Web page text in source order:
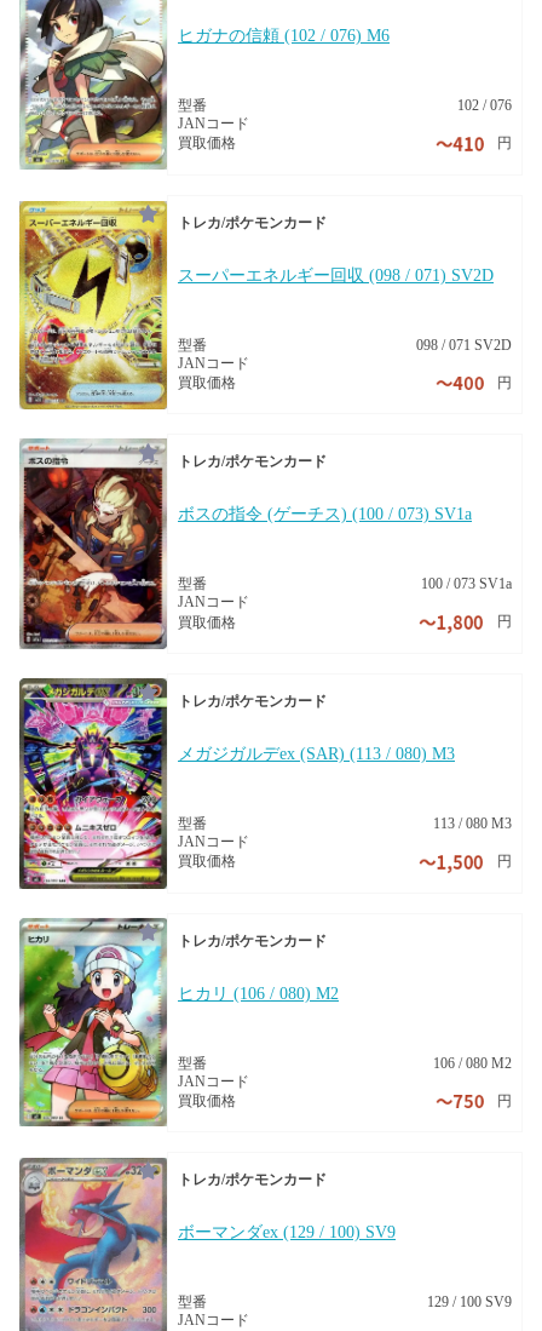
ヒガナの信頼 (102 / 076) M6
型番
102 / 076
JANコード
買取価格
円
トレカ/ポケモンカード
スーパーエネルギー回収 (098 / 071) SV2D
型番
098 / 071 SV2D
JANコード
買取価格
円
トレカ/ポケモンカード
ボスの指令 (ゲーチス) (100 / 073) SV1a
型番
100 / 073 SV1a
JANコード
買取価格
円
トレカ/ポケモンカード
メガジガルデex (SAR) (113 / 080) M3
型番
113 / 080 M3
JANコード
買取価格
円
トレカ/ポケモンカード
ヒカリ (106 / 080) M2
型番
106 / 080 M2
JANコード
買取価格
円
トレカ/ポケモンカード
ボーマンダex (129 / 100) SV9
型番
129 / 100 SV9
JANコード